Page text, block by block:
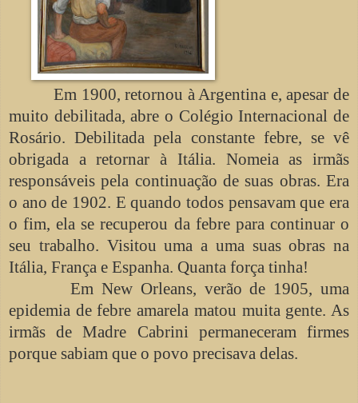
Em 1900, retornou à Argentina e, apesar de
muito debilitada, abre o Colégio Internacional de
Rosário. Debilitada pela constante febre, se vê
obrigada a retornar à Itália. Nomeia as irmãs
responsáveis pela continuação de suas obras. Era
o ano de 1902. E quando todos pensavam que era
o fim, ela se recuperou da febre para continuar o
seu trabalho. Visitou uma a uma suas obras na
Itália, França e Espanha. Quanta força tinha!
Em New Orleans, verão de 1905, uma
epidemia de febre amarela matou muita gente. As
irmãs de Madre Cabrini permaneceram firmes
porque sabiam que o povo precisava delas.